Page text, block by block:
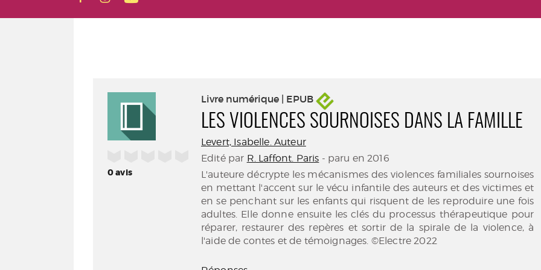
0avis
Livre numérique | EPUB
LES VIOLENCES SOURNOISES DANS LA FAMILLE
Levert, Isabelle. Auteur
Edité par R. Laffont. Paris - paru en 2016
L'auteure décrypte les mécanismes des violences familiales sournoises
en mettant l'accent sur le vécu infantile des auteurs et des victimes et
en se penchant sur les enfants qui risquent de les reproduire une fois
adultes. Elle donne ensuite les clés du processus thérapeutique pour
réparer, restaurer des repères et sortir de la spirale de la violence, à
l'aide de contes et de témoignages. ©Electre 2022